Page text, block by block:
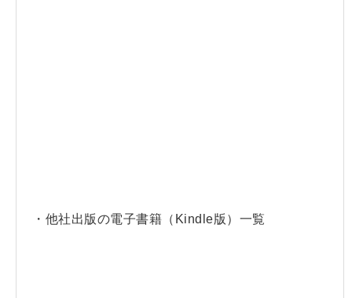
・他社出版の電子書籍（Kindle版）一覧